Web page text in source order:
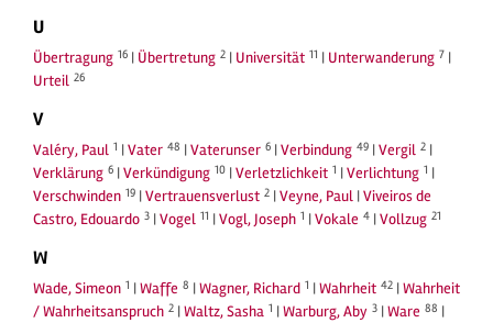
U
Übertragung 16 | Übertretung 2 | Universität 11 | Unterwanderung 7 |
Urteil 26
V
Valéry, Paul 1 |Vater 48 |Vaterunser 6 |Verbindung 49 |Vergil 2 |
Verklärung 6 |Verkündigung 10 |Verletzlichkeit 1 |Verlichtung 1 |
Verschwinden 19 |Vertrauensverlust 2 |Veyne, Paul |Viveiros de
Castro, Edouardo 3 |Vogel 11 |Vogl, Joseph 1 |Vokale 4 |Vollzug 21
W
Wade, Simeon 1 |Waffe 8 |Wagner, Richard 1 |Wahrheit 42 |Wahrheit
/ Wahrheitsanspruch 2 |Waltz, Sasha 1 |Warburg, Aby 3 |Ware 88 |